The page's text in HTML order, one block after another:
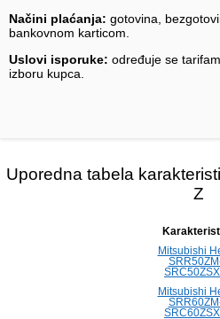
Načini plaćanja: gotovina,
bankovnom karticom.
Uslovi isporuke: određuje se
izboru kupca.
Uporedna tabela
Z
Mitsubishi
Mitsubishi